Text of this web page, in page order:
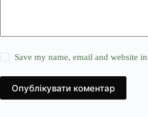
Save my name, email and website
Опублікувати коментар